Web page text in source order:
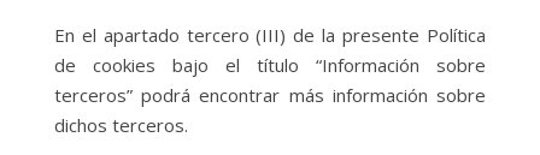
En el apartado tercero (III) de la presente Política
de cookies bajo el título “Información sobre
terceros” podrá encontrar más información sobre
dichos terceros.